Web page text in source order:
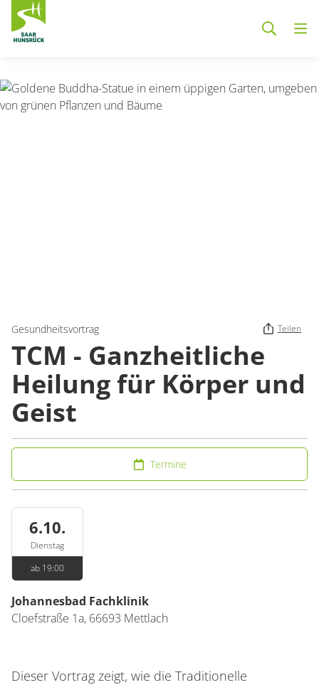
Gesundheitsvortrag Teilen
TCM - Ganzheitliche
Heilung für Körper und
Geist
Termine
6.10.
Dienstag
ab 19:00
Johannesbad Fachklinik
Cloefstraße 1a, 66693 Mettlach
Dieser Vortrag zeigt, wie die Traditionelle